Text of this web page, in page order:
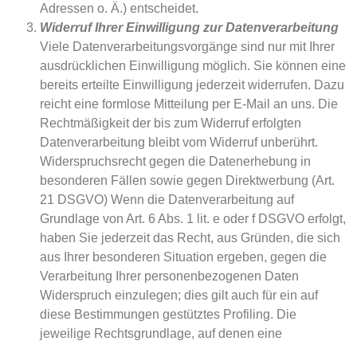
Adressen o. Ä.) entscheidet.
Widerruf Ihrer Einwilligung zur Datenverarbeitung
Viele Datenverarbeitungsvorgänge sind nur mit Ihrer
ausdrücklichen Einwilligung möglich. Sie können eine
bereits erteilte Einwilligung jederzeit widerrufen. Dazu
reicht eine formlose Mitteilung per E-Mail an uns. Die
Rechtmäßigkeit der bis zum Widerruf erfolgten
Datenverarbeitung bleibt vom Widerruf unberührt.
Widerspruchsrecht gegen die Datenerhebung in
besonderen Fällen sowie gegen Direktwerbung (Art.
21 DSGVO) Wenn die Datenverarbeitung auf
Grundlage von Art. 6 Abs. 1 lit. e oder f DSGVO erfolgt,
haben Sie jederzeit das Recht, aus Gründen, die sich
aus Ihrer besonderen Situation ergeben, gegen die
Verarbeitung Ihrer personenbezogenen Daten
Widerspruch einzulegen; dies gilt auch für ein auf
diese Bestimmungen gestütztes Profiling. Die
jeweilige Rechtsgrundlage, auf denen eine